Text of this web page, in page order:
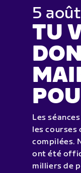
5
TU
Les
les courses
compilées.
ont été
milliers de